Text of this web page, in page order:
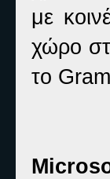
με
χώρο
το